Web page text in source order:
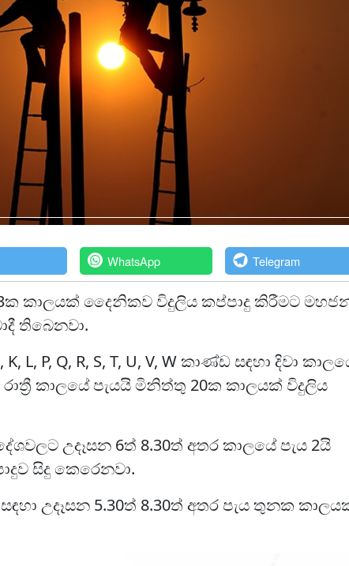
WhatsApp Telegram
3ක කාලයක් දෛනිකව විදුලිය කප්පාදු කිරීමට
තිබෙනවා.
K, L, P, Q, R, S, T, U, V, W කාණ්ඩ සඳහා දිවා
කාලයේ පැයයි මිනිත්තු 20ක කාලයක් විදුලිය
උදෑසන 6ත් 8.30ත් අතර කාලයේ පැය 2යි
සිදු කෙරෙනවා.
සඳහා උදෑසන 5.30ත් 8.30ත් අතර පැය තුනක